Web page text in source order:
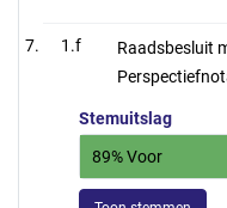
1.f
Raadsbesluit
Stemuitslag
89% Voor